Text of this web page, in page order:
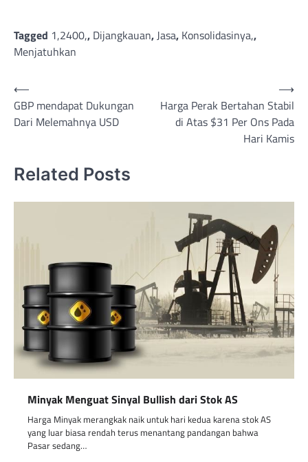
Tagged 1,2400,, Dijangkauan, Jasa, Konsolidasinya,,
Menjatuhkan
Post
navigation
⟵
GBP mendapat Dukungan
Dari Melemahnya USD
Harga Perak Bertahan Stabil
di Atas $31 Per Ons Pada
Hari Kamis
⟶
Related Posts
Minyak Menguat Sinyal Bullish dari Stok AS
Harga Minyak merangkak naik untuk hari kedua karena stok AS
yang luar biasa rendah terus menantang pandangan bahwa
Pasar sedang…